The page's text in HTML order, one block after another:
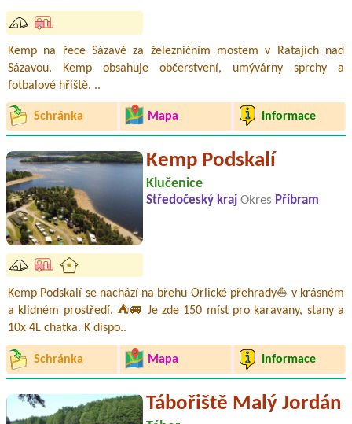
Kemp na řece Sázavě za železničním mostem v Ratajích nad
Sázavou. Kemp obsahuje občerstvení, umývárny sprchy a
fotbalové hřiště. ..
Schránka Mapa Informace
Kemp Podskalí
Klučenice
Středočeský kraj Okres Příbram
Kemp Podskalí se nachází na břehu Orlické přehrady⛵ v krásném
a klidném prostředí. ⛺🚐 Je zde 150 míst pro karavany, stany a
10x 4L chatka. K dispo..
Schránka Mapa Informace
Tábořiště Malý Jordán